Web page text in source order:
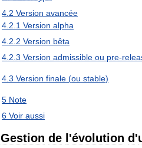
4 2 Version avancée
4 2 1 Version alpha
4 2 2 Version bêta
4 2 3 Version admissible ou pre-
4 3 Version finale (ou stable)
5 Note
6 Voir aussi
Gestion de l'évolution d'